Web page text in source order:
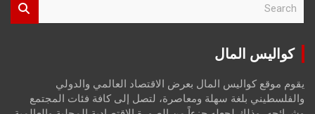
r
كواليس المال
يقوم موقع كواليس المال بعرض الاقتصاد العالمي والدولي
والفلسطيني بلغة سهلة ومعاصرة، لتصل إلى كافة فئات المجتمع